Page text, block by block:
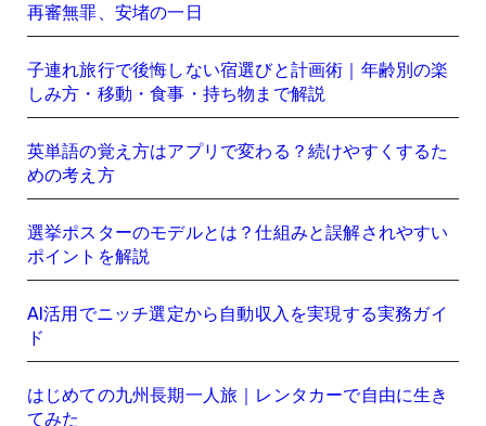
再審無罪、安堵の一日
子連れ旅行で後悔しない宿選びと計画術｜年齢別の楽
しみ方・移動・食事・持ち物まで解説
英単語の覚え方はアプリで変わる？続けやすくするた
めの考え方
選挙ポスターのモデルとは？仕組みと誤解されやすい
ポイントを解説
AI活用でニッチ選定から自動収入を実現する実務ガイ
ド
はじめての九州長期一人旅｜レンタカーで自由に生き
てみた